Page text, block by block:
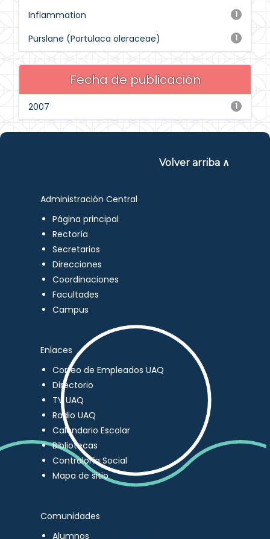
1
Inflammation
1
Purslane (Portulaca oleraceae)
Fecha de publicación
1
2007
Volver arriba ∧
Administración Central
Página principal
Rectoría
Secretarios
Direcciones
Coordinaciones
Facultades
Campus
Enlaces
Correo de Empleados UAQ
Directorio
TV UAQ
Radio UAQ
Calendario Escolar
Bibliotecas
Contraloría Social
Mapa de sitio
Comunidades
Alumnos